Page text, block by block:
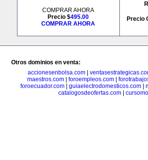
COMPRAR AHORA
Precio $495.00
COMPRAR AHORA
Precio
Otros dominios en venta:
accionesenbolsa.com|
maestros.com| foroempleos.com|
foroecuador.com| guiaelectrodomesticos.com|
catalogosdeofertas.com